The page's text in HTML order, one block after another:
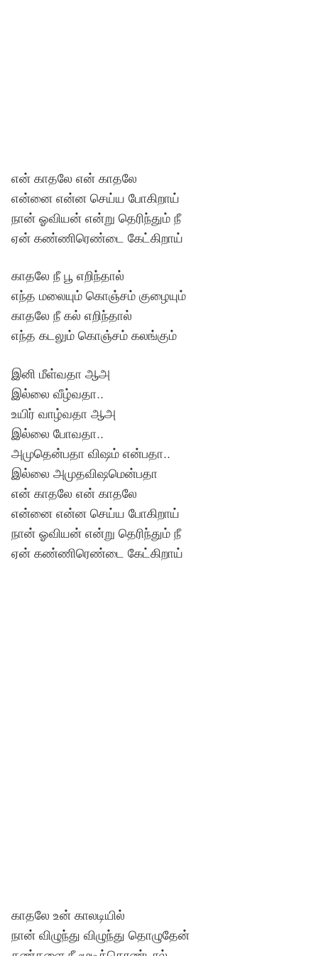
என் காதலே என் காதலே
என்னை என்ன செய்ய போகிறாய்
நான் ஓவியன் என்று தெரிந்தும் நீ
ஏன் கண்ணிரெண்டை கேட்கிறாய்
காதலே நீ பூ எறிந்தால்
எந்த மலையும் கொஞ்சம் குழையும்
காதலே நீ கல் எறிந்தால்
எந்த கடலும் கொஞ்சம் கலங்கும்
இனி மீள்வதா ஆஅ
இல்லை வீழ்வதா..
உயிர் வாழ்வதா ஆஅ
இல்லை போவதா..
அமுதென்பதா விஷம் என்பதா..
இல்லை அமுதவிஷமென்பதா
என் காதலே என் காதலே
என்னை என்ன செய்ய போகிறாய்
நான் ஓவியன் என்று தெரிந்தும் நீ
ஏன் கண்ணிரெண்டை கேட்கிறாய்
காதலே உன் காலடியில்
நான் விழுந்து விழுந்து தொழுதேன்